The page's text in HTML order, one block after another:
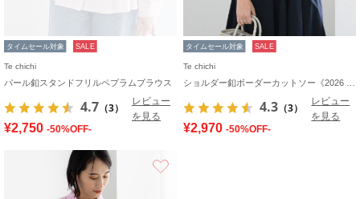
タイムセール対象 SALE
Te chichi
パール釦スタンドフリルペプラムブラウス
4.7 （3）
レビュー
を見る
¥2,750 -50%OFF-
タイムセール対象 SALE
Te chichi
4.3 （3）
レビュー
を見る
¥2,970 -50%OFF-